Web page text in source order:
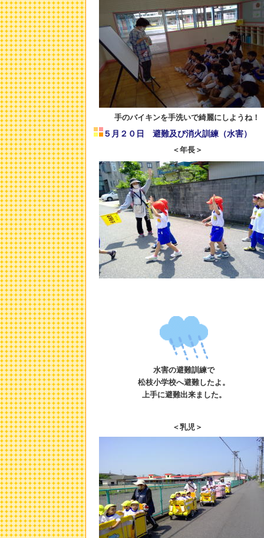
手のバイキンを手洗いで綺麗にしようね！
５月２０日 避難及び消火訓練（水害）
＜年長＞
水害の避難訓練で
松枝小学校へ避難したよ。
上手に避難出来ました。
＜乳児＞